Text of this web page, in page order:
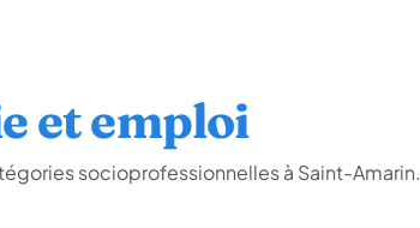
et emploi
socioprofessionnelles à Saint-Amarin.